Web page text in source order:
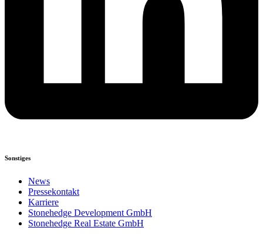
Sonstiges
News
Pressekontakt
Karriere
Stonehedge Development GmbH
Stonehedge Real Estate GmbH